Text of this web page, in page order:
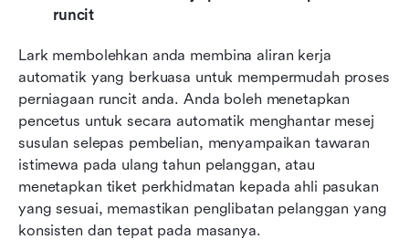
runcit
Lark membolehkan anda membina aliran kerja
automatik yang berkuasa untuk mempermudah proses
perniagaan runcit anda. Anda boleh menetapkan
pencetus untuk secara automatik menghantar mesej
susulan selepas pembelian, menyampaikan tawaran
istimewa pada ulang tahun pelanggan, atau
menetapkan tiket perkhidmatan kepada ahli pasukan
yang sesuai, memastikan penglibatan pelanggan yang
konsisten dan tepat pada masanya.